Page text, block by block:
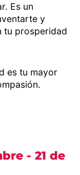
Es un
y
tu prosperidad
es tu mayor
- 21 de